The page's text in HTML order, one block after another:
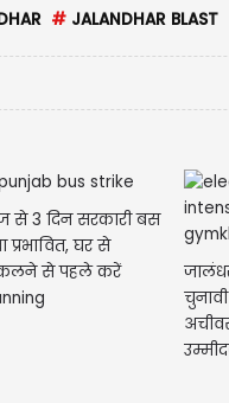
# JALANDHAR BLAST
से 3 दिन सरकारी बस
प्रभावित, घर से
से पहले करें